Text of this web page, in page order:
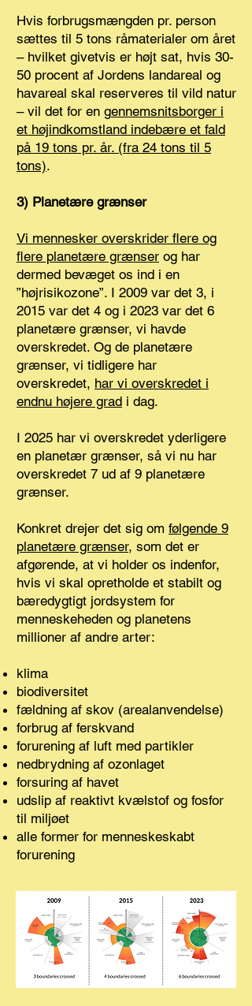
Hvis forbrugsmængden pr. person
sættes til 5 tons råmaterialer om året
– hvilket givetvis er højt sat, hvis 30-
50 procent af Jordens landareal og
havareal skal reserveres til vild natur
– vil det for en gennemsnitsborger i
et højindkomstland indebære et fald
på 19 tons pr. år. (fra 24 tons til 5
tons).
3) Planetære grænser
Vi mennesker overskrider flere og
flere planetære grænser og har
dermed bevæget os ind i en
”højrisikozone”. I 2009 var det 3, i
2015 var det 4 og i 2023 var det 6
planetære grænser, vi havde
overskredet. Og de planetære
grænser, vi tidligere har
overskredet, har vi overskredet i
endnu højere grad i dag.
I 2025 har vi overskredet yderligere
en planetær grænser, så vi nu har
overskredet 7 ud af 9 planetære
grænser.
Konkret drejer det sig om følgende 9
planetære grænser, som det er
afgørende, at vi holder os indenfor,
hvis vi skal opretholde et stabilt og
bæredygtigt jordsystem for
menneskeheden og planetens
millioner af andre arter:
klima
biodiversitet
fældning af skov (arealanvendelse)
forbrug af ferskvand
forurening af luft med partikler
nedbrydning af ozonlaget
forsuring af havet
udslip af reaktivt kvælstof og fosfor
til miljøet
alle former for menneskeskabt
forurening